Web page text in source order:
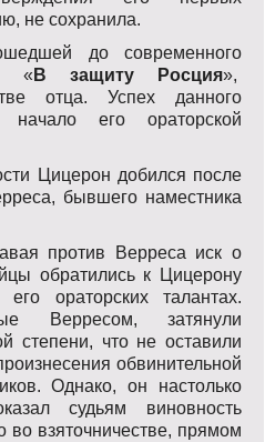
не сохранила.
до современного
« В защиту Росция»,
отца. Успех данного
начало его ораторской
Цицерон добился после
бывшего наместника
против Верреса иск о
обратились к Цицерону
ораторских талантах.
Верресом, затянули
степени, что не оставили
обвинительной
Однако, он настолько
судьям виновность
во взяточничестве, прямом